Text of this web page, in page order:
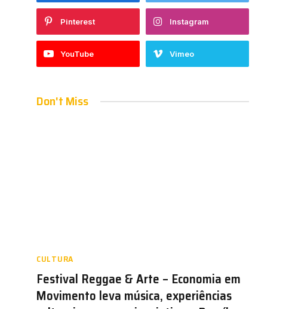
Pinterest Instagram
YouTube Vimeo
Don't Miss
CULTURA
Festival Reggae & Arte – Economia em
Movimento leva música, experiências